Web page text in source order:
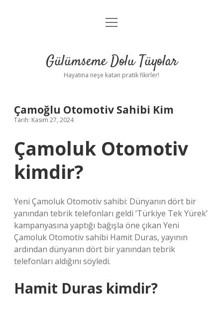
Anasayfa
Yasal Uyarı
menüyü
Gülümseme Dolu Tüyolar
Hayatına neşe katan pratik fikirler!
Çamoğlu Otomotiv Sahibi Kim
Tarih: Kasım 27, 2024
Çamoluk Otomotiv
kimdir?
Yeni Çamoluk Otomotiv sahibi: Dünyanın dört bir
yanından tebrik telefonları geldi ‘Türkiye Tek Yürek’
kampanyasına yaptığı bağışla öne çıkan Yeni
Çamoluk Otomotiv sahibi Hamit Duras, yayının
ardından dünyanın dört bir yanından tebrik
telefonları aldığını söyledi.
Hamit Duras kimdir?